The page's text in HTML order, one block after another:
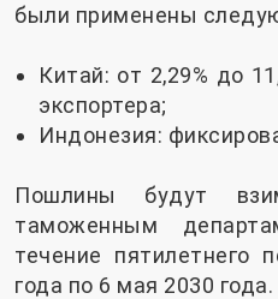
были применены
Китай: от 2,29% до
экспортера;
Индонезия:
Пошлины будут
таможенным
течение пятилетнего
года по 6 мая 2030 года.